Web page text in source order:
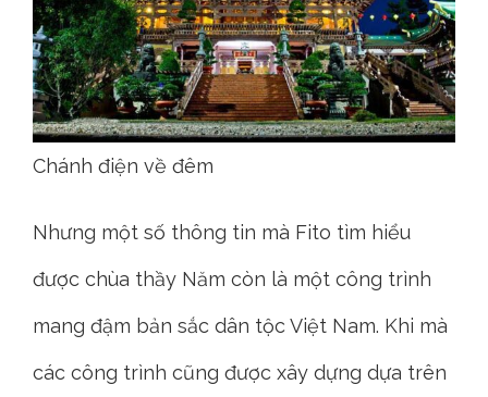
Chánh điện về đêm
Nhưng một số thông tin mà Fito tìm hiểu
được chùa thầy Năm còn là một công trình
mang đậm bản sắc dân tộc Việt Nam. Khi mà
các công trình cũng được xây dựng dựa trên